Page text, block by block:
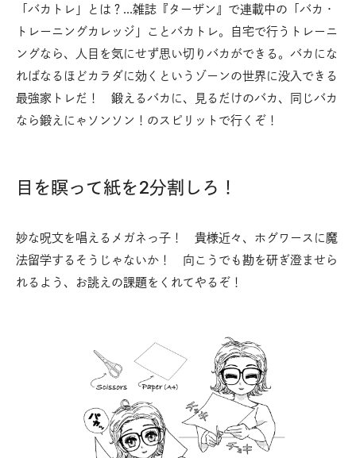
「バカトレ」とは？…雑誌『ターザン』で連載中の「バカ・
トレーニングカレッジ」ことバカトレ。自宅で行うトレーニ
ングなら、人目を気にせず思い切りバカができる。バカにな
ればなるほどカラダに効くというゾーンの世界に没入できる
最強家トレだ！ 鍛えるバカに、見るだけのバカ、同じバカ
なら鍛えにゃソンソン！のスピリットで行くぞ！
目を瞑って紙を2分割しろ！
妙な呪文を唱えるメガネっ子！ 貴様近々、ホグワースに魔
法留学するそうじゃないか！ 向こうでも勘を研ぎ澄ませら
れるよう、お誂えの課題をくれてやるぞ！